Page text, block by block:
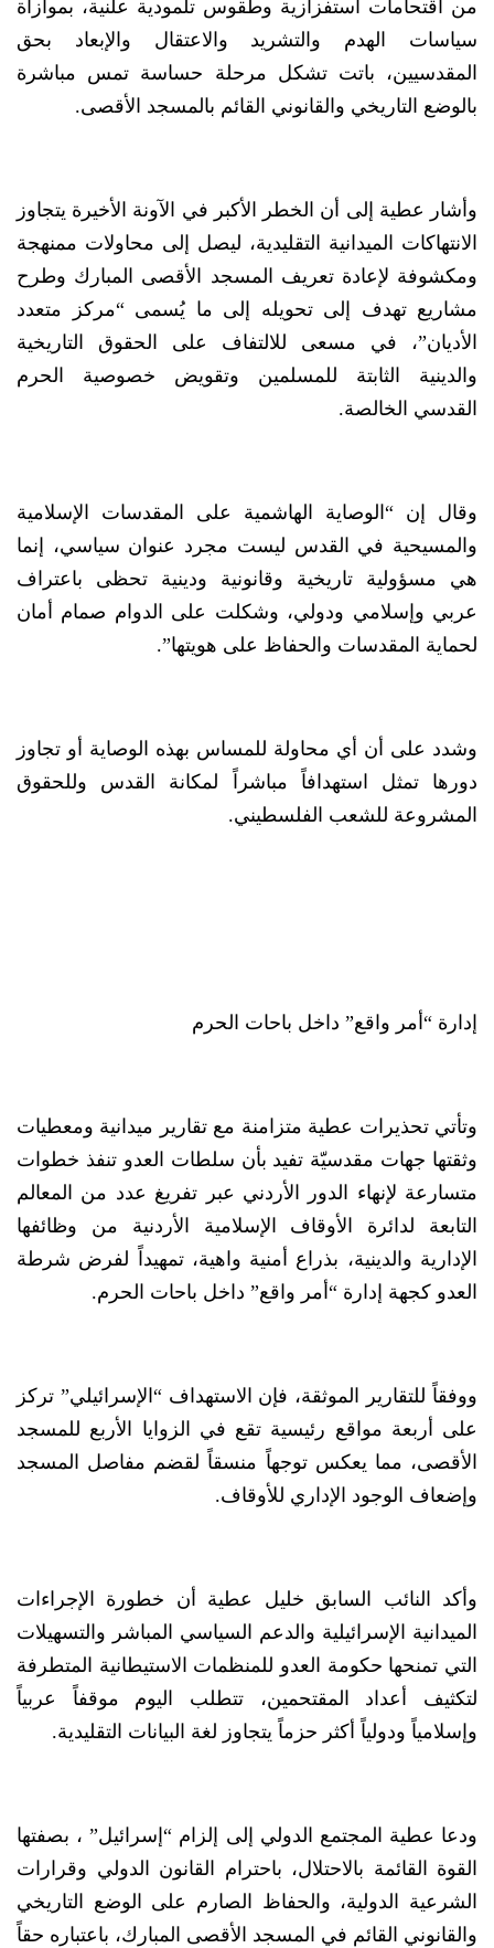
من اقتحامات استفزازية وطقوس تلمودية علنية، بموازاة
سياسات الهدم والتشريد والاعتقال والإبعاد بحق
المقدسيين، باتت تشكل مرحلة حساسة تمس مباشرة
بالوضع التاريخي والقانوني القائم بالمسجد الأقصى.
وأشار عطية إلى أن الخطر الأكبر في الآونة الأخيرة يتجاوز
الانتهاكات الميدانية التقليدية، ليصل إلى محاولات ممنهجة
ومكشوفة لإعادة تعريف المسجد الأقصى المبارك وطرح
مشاريع تهدف إلى تحويله إلى ما يُسمى “مركز متعدد
الأديان”، في مسعى للالتفاف على الحقوق التاريخية
والدينية الثابتة للمسلمين وتقويض خصوصية الحرم
القدسي الخالصة.
وقال إن “الوصاية الهاشمية على المقدسات الإسلامية
والمسيحية في القدس ليست مجرد عنوان سياسي، إنما
هي مسؤولية تاريخية وقانونية ودينية تحظى باعتراف
عربي وإسلامي ودولي، وشكلت على الدوام صمام أمان
لحماية المقدسات والحفاظ على هويتها”.
وشدد على أن أي محاولة للمساس بهذه الوصاية أو تجاوز
دورها تمثل استهدافاً مباشراً لمكانة القدس وللحقوق
المشروعة للشعب الفلسطيني.
إدارة “أمر واقع” داخل باحات الحرم
وتأتي تحذيرات عطية متزامنة مع تقارير ميدانية ومعطيات
وثقتها جهات مقدسيّة تفيد بأن سلطات العدو تنفذ خطوات
متسارعة لإنهاء الدور الأردني عبر تفريغ عدد من المعالم
التابعة لدائرة الأوقاف الإسلامية الأردنية من وظائفها
الإدارية والدينية، بذراع أمنية واهية، تمهيداً لفرض شرطة
العدو كجهة إدارة “أمر واقع” داخل باحات الحرم.
ووفقاً للتقارير الموثقة، فإن الاستهداف “الإسرائيلي” تركز
على أربعة مواقع رئيسية تقع في الزوايا الأربع للمسجد
الأقصى، مما يعكس توجهاً منسقاً لقضم مفاصل المسجد
وإضعاف الوجود الإداري للأوقاف.
وأكد النائب السابق خليل عطية أن خطورة الإجراءات
الميدانية الإسرائيلية والدعم السياسي المباشر والتسهيلات
التي تمنحها حكومة العدو للمنظمات الاستيطانية المتطرفة
لتكثيف أعداد المقتحمين، تتطلب اليوم موقفاً عربياً
وإسلامياً ودولياً أكثر حزماً يتجاوز لغة البيانات التقليدية.
ودعا عطية المجتمع الدولي إلى إلزام “إسرائيل” ، بصفتها
القوة القائمة بالاحتلال، باحترام القانون الدولي وقرارات
الشرعية الدولية، والحفاظ الصارم على الوضع التاريخي
والقانوني القائم في المسجد الأقصى المبارك، باعتباره حقاً